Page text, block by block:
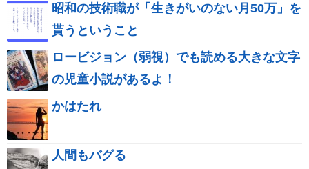
昭和の技術職が「生きがいのない月50万」を
貰うということ
ロービジョン（弱視）でも読める大きな文字
の児童小説があるよ！
かはたれ
人間もバグる